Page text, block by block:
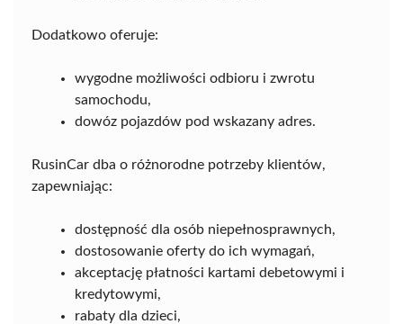
Dodatkowo oferuje:
wygodne możliwości odbioru i zwrotu
samochodu,
dowóz pojazdów pod wskazany adres.
RusinCar dba o różnorodne potrzeby klientów,
zapewniając:
dostępność dla osób niepełnosprawnych,
dostosowanie oferty do ich wymagań,
akceptację płatności kartami debetowymi i
kredytowymi,
rabaty dla dzieci,